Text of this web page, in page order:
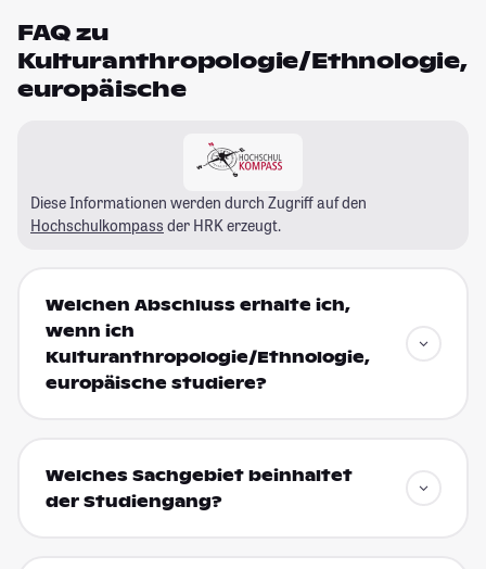
FAQ zu
Kulturanthropologie/Ethnologie,
europäische
Diese Informationen werden durch Zugriff auf den
Hochschulkompass der HRK erzeugt.
Welchen Abschluss erhalte ich,
wenn ich
Kulturanthropologie/Ethnologie,
europäische studiere?
Welches Sachgebiet beinhaltet
der Studiengang?